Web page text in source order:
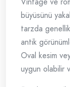
büyüsünü
tarzda
antik
Oval kesim
uygun olabilir